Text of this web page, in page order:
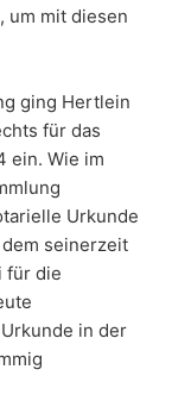
um mit diesen
ging Hertlein
für das
ein. Wie im
Urkunde
seinerzeit
für die
in der